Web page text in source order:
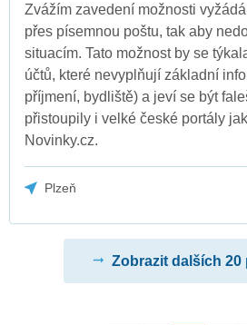
Zvážím zavedení možnosti
přes písemnou poštu, tak aby
situacím. Tato možnost by se
účtů, které nevyplňují základní
příjmení, bydliště) a jeví se být
přistoupily i velké české portály
Novinky.cz.
Plzeň
Zobrazit dalších 20